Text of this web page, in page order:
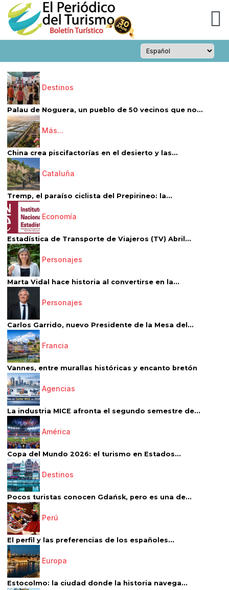
Destinos
Palau de Noguera, un pueblo de 50 vecinos que no...
Más...
China crea piscifactorías en el desierto y las...
Cataluña
Tremp, el paraíso ciclista del Prepirineo: la...
Economía
Estadística de Transporte de Viajeros (TV) Abril...
Personajes
Marta Vidal hace historia al convertirse en la...
Personajes
Carlos Garrido, nuevo Presidente de la Mesa del...
Francia
Vannes, entre murallas históricas y encanto bretón
Agencias
La industria MICE afronta el segundo semestre de...
América
Copa del Mundo 2026: el turismo en Estados...
Destinos
Pocos turistas conocen Gdańsk, pero es una de...
Perú
El perfil y las preferencias de los españoles...
Europa
Estocolmo: la ciudad donde la historia navega...